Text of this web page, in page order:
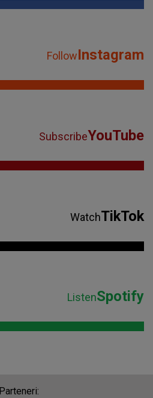
FollowInstagram
SubscribeYouTube
WatchTikTok
ListenSpotify
Parteneri: